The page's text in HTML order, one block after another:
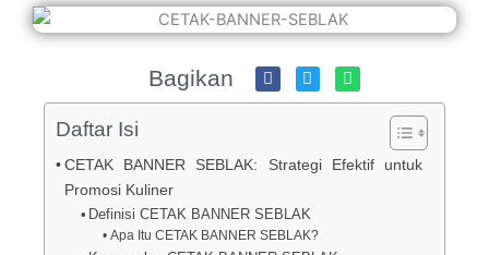
Bagikan
Daftar Isi
CETAK BANNER SEBLAK: Strategi Efektif untuk
Promosi Kuliner
Definisi CETAK BANNER SEBLAK
Apa Itu CETAK BANNER SEBLAK?